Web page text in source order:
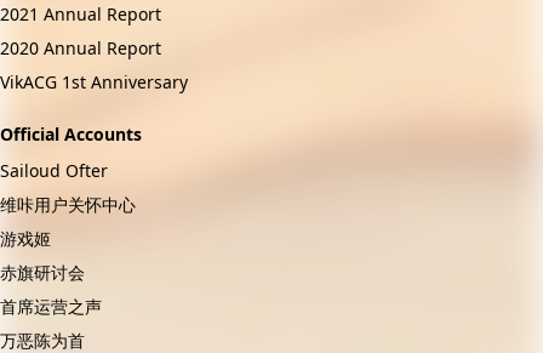
2021 Annual Report
2020 Annual Report
VikACG 1st Anniversary
Official Accounts
Sailoud Ofter
维咔用户关怀中心
游戏姬
赤旗研讨会
首席运营之声
万恶陈为首